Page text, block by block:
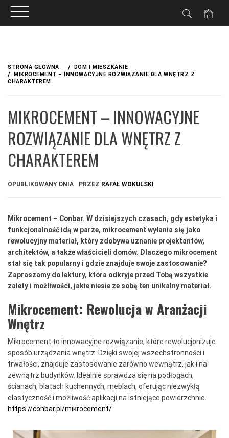
treściSTRONA GŁÓWNA
DOM I MIESZKANIE
MIKROCEMENT – INNOWACYJNE ROZWIĄZANIE DLA WNĘTRZ Z
CHARAKTEREM
MIKROCEMENT – INNOWACYJNE
ROZWIĄZANIE DLA WNĘTRZ Z
CHARAKTEREM
OPUBLIKOWANY DNIA PRZEZ RAFAŁ WOKULSKI
Mikrocement – Conbar. W dzisiejszych czasach, gdy estetyka i
funkcjonalność idą w parze, mikrocement wyłania się jako
rewolucyjny materiał, który zdobywa uznanie projektantów,
architektów, a także właścicieli domów. Dlaczego mikrocement
stał się tak popularny i gdzie znajduje swoje zastosowanie?
Zapraszamy do lektury, która odkryje przed Tobą wszystkie
zalety i możliwości, jakie niesie ze sobą ten unikalny materiał.
Mikrocement: Rewolucja w Aranżacji
Wnętrz
Mikrocement to innowacyjne rozwiązanie, które rewolucjonizuje
sposób urządzania wnętrz. Dzięki swojej wszechstronności i
trwałości, znajduje zastosowanie zarówno wewnątrz, jak i na
zewnątrz budynków. Idealnie sprawdza się na podłogach,
ścianach, blatach kuchennych, meblach, oferując niezwykłą
elastyczność i możliwość aplikacji na istniejące powierzchnie.
https://conbar.pl/mikrocement/